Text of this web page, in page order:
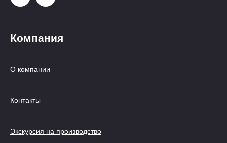
Компания
О компании
Контакты
Экскурсия на производство